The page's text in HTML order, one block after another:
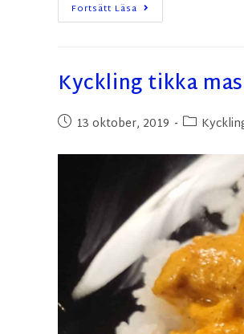
Fortsätt Läsa
Kyckling tikka
13 oktober, 2019